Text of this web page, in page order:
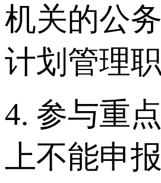
机关的公
计划管理
4. 参与重
上不能申